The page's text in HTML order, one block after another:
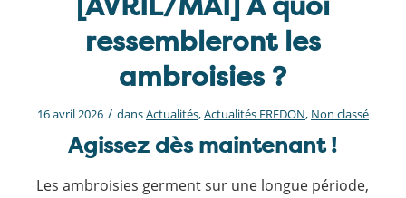
ressembleront les
ambroisies ?
16 avril 2026 / dansActualités,Actualités FREDON, Non classé
Agissez dès maintenant !
Les ambroisies germent sur une longue période,